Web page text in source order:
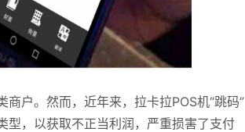
户。然而，近年来，拉卡拉POS机“跳码”
型，以获取不正当利润，严重损害了支付